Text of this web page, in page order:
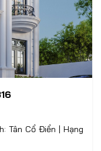
Tân Cổ Điển | Hạng